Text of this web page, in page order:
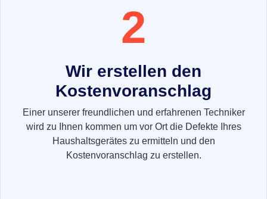
2
Wir erstellen den
Kostenvoranschlag
Einer unserer freundlichen und erfahrenen Techniker
wird zu Ihnen kommen um vor Ort die Defekte Ihres
Haushaltsgerätes zu ermitteln und den
Kostenvoranschlag zu erstellen.